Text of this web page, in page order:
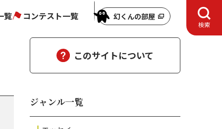
覧 コンテスト一覧 幻くんの部屋
検索
このサイトについて
ジャンル一覧